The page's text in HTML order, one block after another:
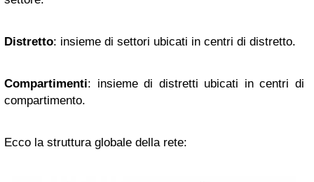
Distretto: insieme di settori ubicati in centri di distretto.
Compartimenti: insieme di distretti ubicati in centri di
compartimento.
Ecco la struttura globale della rete: